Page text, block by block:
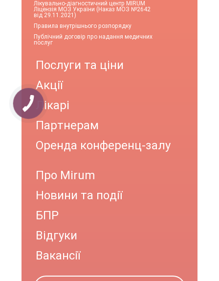
Лікувально-діагностичний центр MIRUM
Ліцензія МОЗ України (Наказ МОЗ №2642
від 29.11.2021)
Правила внутрішнього розпорядку
Публічний договір про надання медичних
послуг
Послуги та ціни
Акції
Лікарі
Партнерам
Оренда конференц-залу
Про Mirum
Новини та події
БПР
Відгуки
Вакансії